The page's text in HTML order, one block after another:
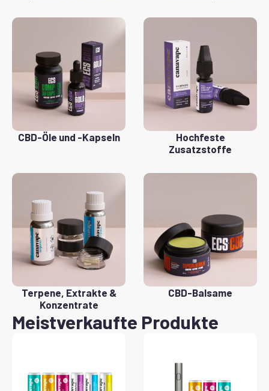
CBD-Öle und -Kapseln
Hochfeste
Zusatzstoffe
Terpene, Extrakte &
Konzentrate
CBD-Balsame
Meistverkaufte Produkte